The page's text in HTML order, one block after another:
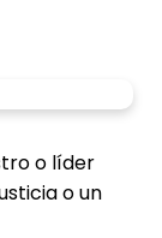
o líder
o un